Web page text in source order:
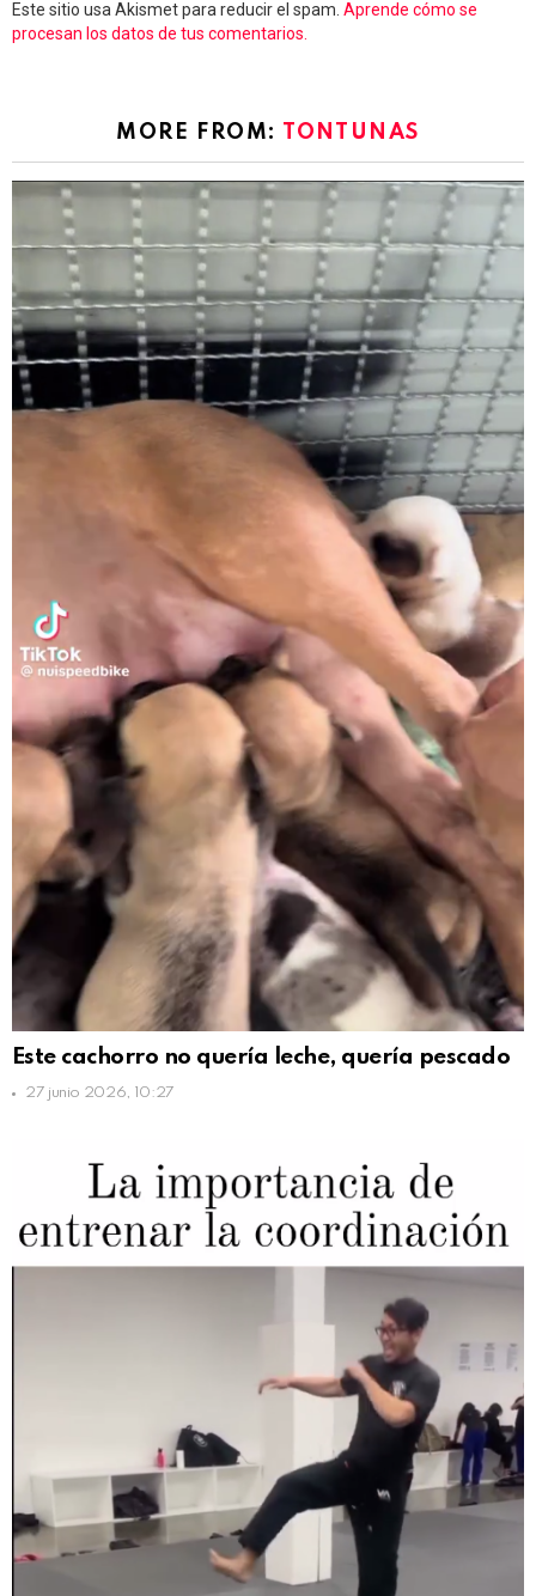
Este sitio usa Akismet para reducir el spam. Aprende cómo se
procesan los datos de tus comentarios.
MORE FROM: TONTUNAS
Este cachorro no quería leche, quería pescado
27 junio 2026, 10:27